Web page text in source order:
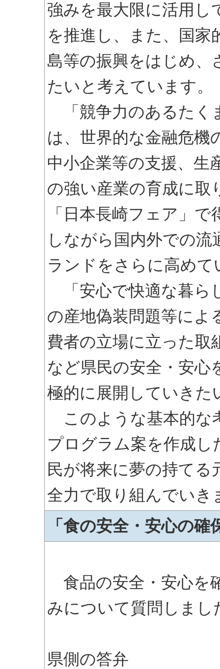
強みを最大限に活用し
を推進し、また、国家
島等の振興をはじめ、
たいと考えています。
「競争力のあるたく
は、世界的な金融危機
中小企業等の支援、生
の強い産業の育成に取
「日本長崎フェア」
しながら国内外での
ランドをさらに高め
「安心で快適な暮ら
の産地偽装問題等によ
費者の立場に立った取
など県民の安全・安心
極的に展開していきた
このような基本的な
プログラム案を作成
民が将来に夢の持て
全力で取り組んでいき
「食の安全・安心の確
食品の安全・安心を
みについて質問しまし
県側の答弁